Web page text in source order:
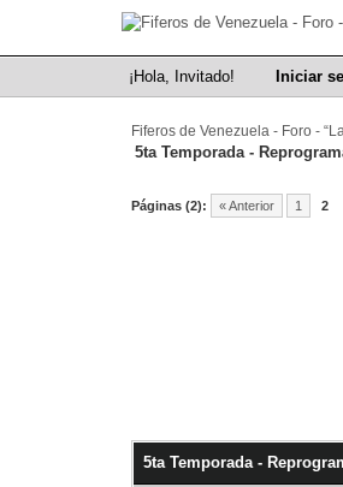
¡Hola, Invitado! Iniciar
Fiferos de Venezuela - Foro -
5ta Temporada -
Páginas (2): « Anterior 1 2
5ta Temporada -